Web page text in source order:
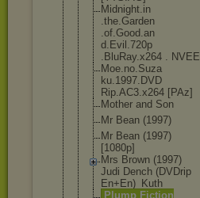
Midnight.in
.the.Garden
.of.Good.an
d.Evil.720p
.BluRay.x264 . NVEE
Moe.no.Suza
ku.1997.DVD
Rip.AC3.x264 [PAz]
Mother and Son
Mr Bean (1997)
Mr Bean (1997)
[1080p]
Mrs Brown (1997)
Judi Dench (DVDrip
En+En)_Kuth
Plump Fiction